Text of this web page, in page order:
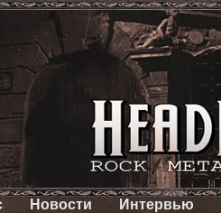
Новости Интервью